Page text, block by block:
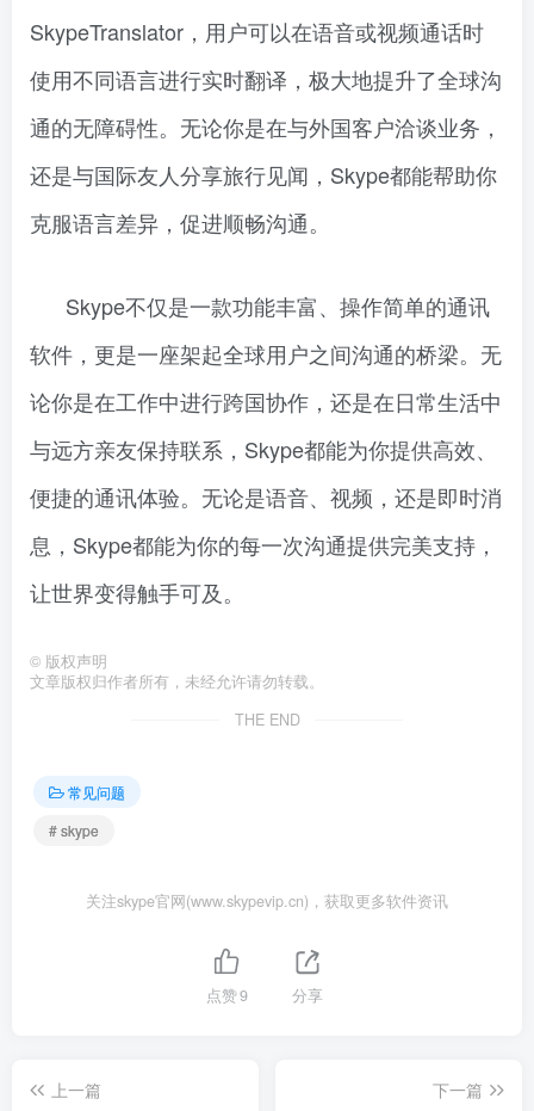
SkypeTranslator，用户可以在语音或视频通话时
使用不同语言进行实时翻译，极大地提升了全球沟
通的无障碍性。无论你是在与外国客户洽谈业务，
还是与国际友人分享旅行见闻，Skype都能帮助你
克服语言差异，促进顺畅沟通。
Skype不仅是一款功能丰富、操作简单的通讯
软件，更是一座架起全球用户之间沟通的桥梁。无
论你是在工作中进行跨国协作，还是在日常生活中
与远方亲友保持联系，Skype都能为你提供高效、
便捷的通讯体验。无论是语音、视频，还是即时消
息，Skype都能为你的每一次沟通提供完美支持，
让世界变得触手可及。
© 版权声明
文章版权归作者所有，未经允许请勿转载。
THE END
常见问题
# skype
关注skype官网(www.skypevip.cn)，获取更多软件资讯
点赞9 分享
上一篇
下一篇